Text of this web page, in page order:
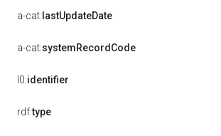
a-cat: lastUpdateDate
a-cat:systemRecordCode
l0:identifier
rdf:type